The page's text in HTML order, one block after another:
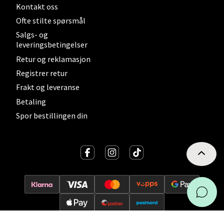
Kontakt oss
Ofte stilte spørsmål
Salgs- og
leveringsbetingelser
Retur og reklamasjon
Registrer retur
Frakt og leveranse
Betaling
Spor bestillingen din
Åpent i dag 10-21
11 i butikk
Fredrikstad - Torvbyen
Åpent i dag 10-20
Velg